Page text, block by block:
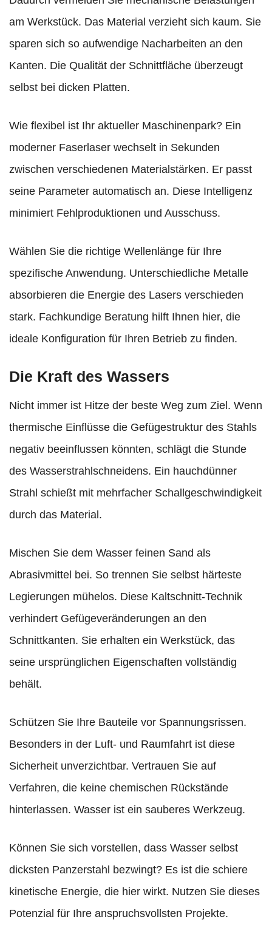
am Werkstück. Das Material verzieht sich kaum. Sie
sparen sich so aufwendige Nacharbeiten an den
Kanten. Die Qualität der Schnittfläche überzeugt
selbst bei dicken Platten.
Wie flexibel ist Ihr aktueller Maschinenpark? Ein
moderner Faserlaser wechselt in Sekunden
zwischen verschiedenen Materialstärken. Er passt
seine Parameter automatisch an. Diese Intelligenz
minimiert Fehlproduktionen und Ausschuss.
Wählen Sie die richtige Wellenlänge für Ihre
spezifische Anwendung. Unterschiedliche Metalle
absorbieren die Energie des Lasers verschieden
stark. Fachkundige Beratung hilft Ihnen hier, die
ideale Konfiguration für Ihren Betrieb zu finden.
Die Kraft des Wassers
Nicht immer ist Hitze der beste Weg zum Ziel. Wenn
thermische Einflüsse die Gefügestruktur des Stahls
negativ beeinflussen könnten, schlägt die Stunde
des Wasserstrahlschneidens. Ein hauchdünner
Strahl schießt mit mehrfacher Schallgeschwindigkeit
durch das Material.
Mischen Sie dem Wasser feinen Sand als
Abrasivmittel bei. So trennen Sie selbst härteste
Legierungen mühelos. Diese Kaltschnitt-Technik
verhindert Gefügeveränderungen an den
Schnittkanten. Sie erhalten ein Werkstück, das
seine ursprünglichen Eigenschaften vollständig
behält.
Schützen Sie Ihre Bauteile vor Spannungsrissen.
Besonders in der Luft- und Raumfahrt ist diese
Sicherheit unverzichtbar. Vertrauen Sie auf
Verfahren, die keine chemischen Rückstände
hinterlassen. Wasser ist ein sauberes Werkzeug.
Können Sie sich vorstellen, dass Wasser selbst
dicksten Panzerstahl bezwingt? Es ist die schiere
kinetische Energie, die hier wirkt. Nutzen Sie dieses
Potenzial für Ihre anspruchsvollsten Projekte.